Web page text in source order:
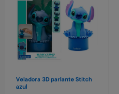
Veladora 3D parlante Stitch
azul